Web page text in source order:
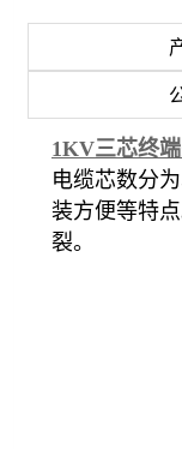
1KV三芯终
电缆芯数分
装方便等特
裂。